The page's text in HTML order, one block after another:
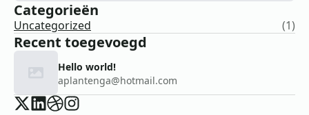
Categorieën
Uncategorized (1)
Recent toegevoegd
Hello world!
aplantenga@hotmail.com